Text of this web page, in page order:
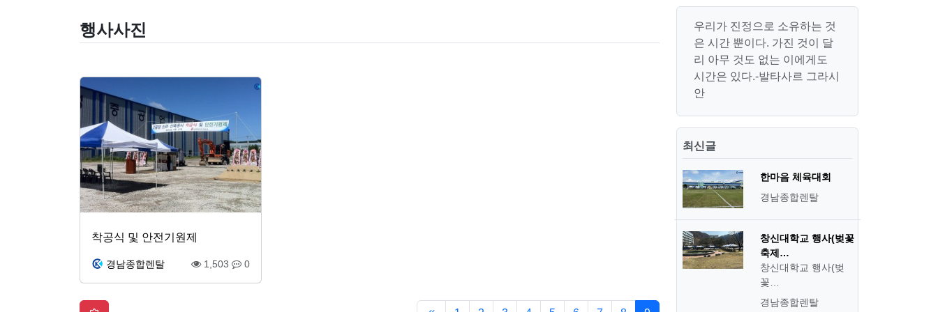
행사사진
착공식 및 안전기원제
경남종합렌탈 1,503 0
우리가 진정으로 소유하는 것
은 시간 뿐이다. 가진 것이 달
리 아무 것도 없는 이에게도
시간은 있다.-발타사르 그라시
안
최신글
한마음 체육대회
경남종합렌탈
창신대학교 행사(벚꽃
축제…
창신대학교 행사(벚
꽃…
경남종합렌탈